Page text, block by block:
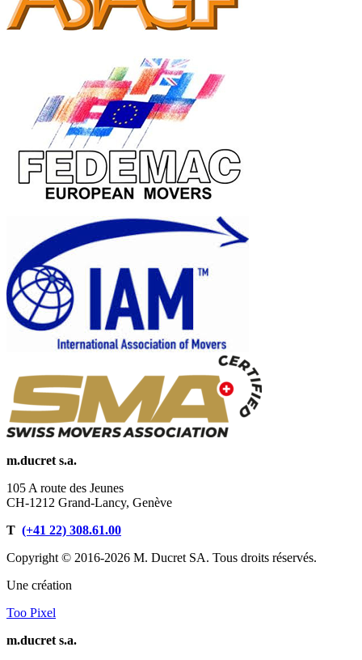
m.ducret s.a.
105 A route des Jeunes
CH-1212 Grand-Lancy, Genève
T (+41 22) 308.61.00
Copyright © 2016-2026 M. Ducret SA. Tous droits réservés.
Une création
Too Pixel
m.ducret s.a.